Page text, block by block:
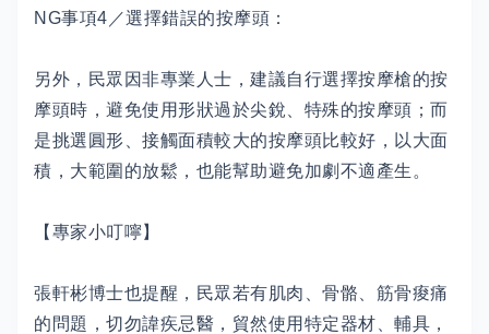
NG事項4／選擇錯誤的按摩頭：
另外，民眾因非專業人士，建議自行選擇按摩槍的按
摩頭時，避免使用形狀過於尖銳、特殊的按摩頭；而
是挑選圓形、接觸面積較大的按摩頭比較好，以大面
積，大範圍的放鬆，也能幫助避免加劇不適產生。
【專家小叮嚀】
張軒彬博士也提醒，民眾若有肌肉、骨骼、筋骨痠痛
的問題，切勿諱疾忌醫，貿然使用特定器材、輔具，